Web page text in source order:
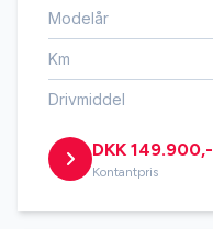
Modelår
Km
Drivmiddel
DKK 149.900,-
Kontantpris